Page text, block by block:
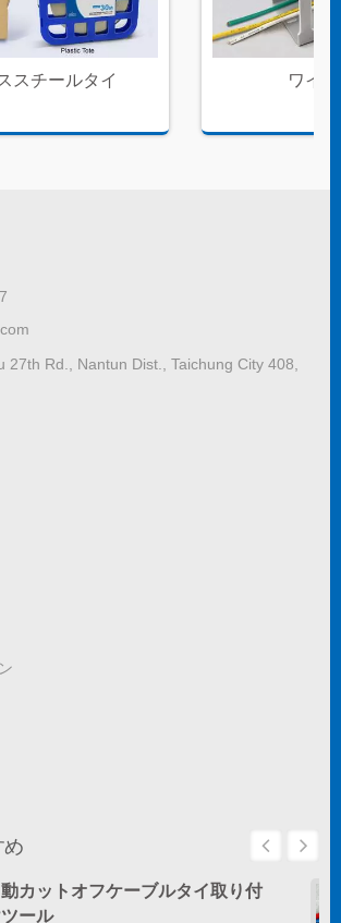
スチールタイ ワイ
27th Rd., Nantun Dist., Taichung City 408,
カットオフケーブルタイ取り付
ール